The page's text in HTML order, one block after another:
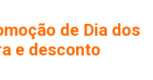
de Dia dos
e desconto